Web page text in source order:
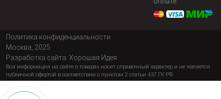
Политика конфиденциальности
Москва, 2025
Разработка сайта: Хорошая Идея
Вся информация на сайте о товарах носит справочный характер и не является
публичной офертой в соответствии с пунктом 2 статьи 437 ГК РФ.